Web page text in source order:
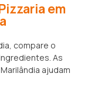
em
compare o
As
ajudam